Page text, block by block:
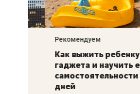
Рекомендуем
Как выжить ребенку без
гаджета и научить его
самостоятельности за
дней